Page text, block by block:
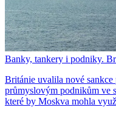
Banky, tankery i podniky.
Británie uvalila nové
průmyslovým podnikům ve
které by Moskva mohla